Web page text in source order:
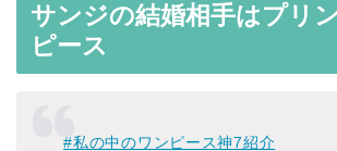
サンジの結婚相手はプリ
ピース
#私の中のワンピース神7紹介